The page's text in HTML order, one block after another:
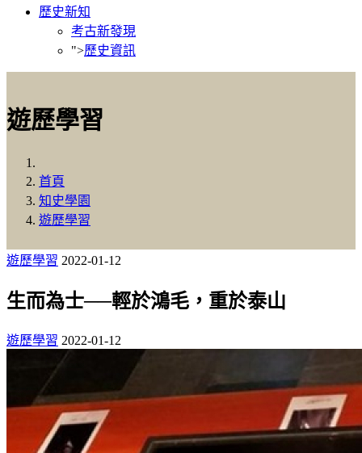
歷史新知
考古新發現
">歷史資訊
遊歷學習
首頁
知史學園
遊歷學習
遊歷學習 2022-01-12
生而為士──輕於鴻毛，重於泰山
遊歷學習 2022-01-12